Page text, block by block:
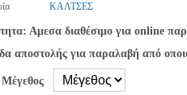
ΚΑΛΤΣΕΣ
Αμεσα διαθέσιμο για online
αποστολής για παραλαβή από
Μέγεθος